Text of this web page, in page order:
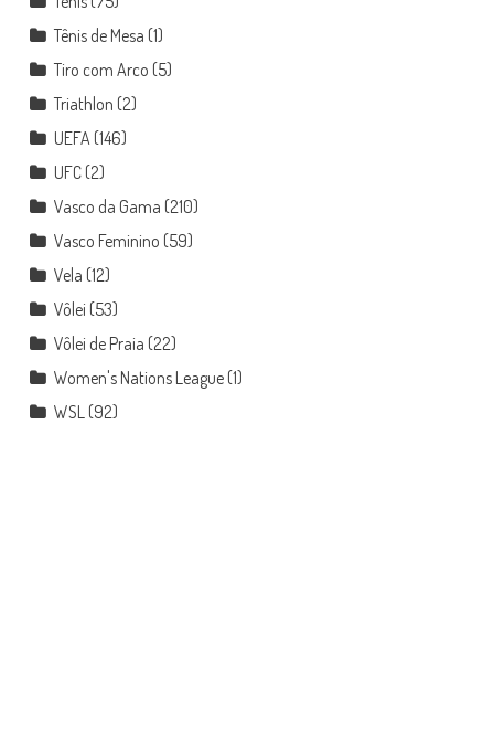
Tênis de Mesa (1)
Tiro com Arco (5)
Triathlon (2)
UEFA(146)
UFC(2)
Vasco da Gama (210)
Vasco Feminino (59)
Vela (12)
Vôlei (53)
Vôlei de Praia (22)
Women's Nations League(1)
WSL(92)